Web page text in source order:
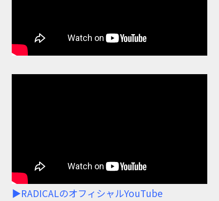
▶RADICALのオフィシャルYouTube